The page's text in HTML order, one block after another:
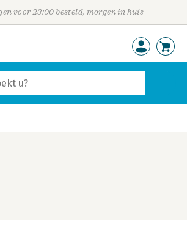
voor 23:00 besteld, morgen in huis